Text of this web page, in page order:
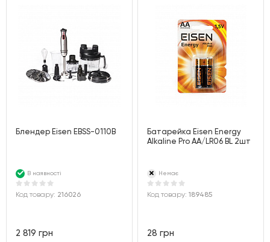
Блендер Eisen EBSS-0110B
В наявності
Код товару: 216026
2 819 грн
Батарейка Eisen Energy
Alkaline Pro AA/LR06 BL 2шт
Немає
Код товару:189485
28 грн